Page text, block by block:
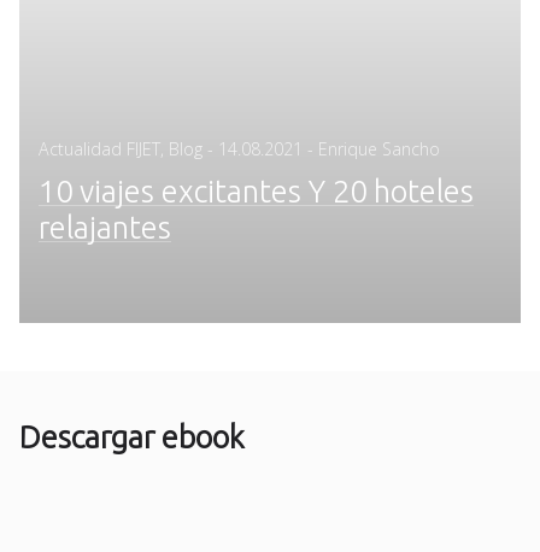
Actualidad FIJET Blog - Posted
14.08.2021 - Enrique Sancho
10 viajes excitantes Y 20 hoteles
relajantes
Descargar ebook